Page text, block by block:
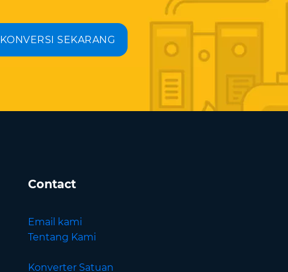
KONVERSI SEKARANG
Contact
Email kami
Tentang Kami
Konverter Satuan